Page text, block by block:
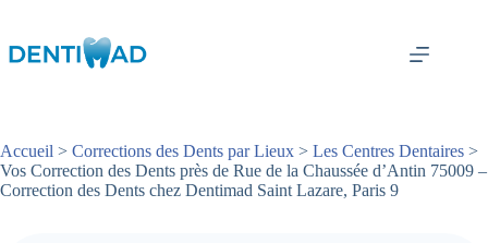
contenu
Accueil > Corrections des Dents par Lieux > Les Centres Dentaires >
Vos Correction des Dents près de Rue de la Chaussée d’Antin 75009 –
Correction des Dents chez Dentimad Saint Lazare, Paris 9